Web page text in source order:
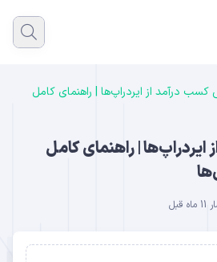
کسب درآمد از ایردراپ‌ها | راهنمای کامل
| راهنمای کامل